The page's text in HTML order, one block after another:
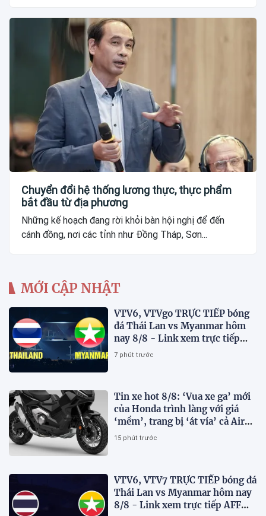
Chuyển đổi hệ thống lương thực, thực phẩm
bắt đầu từ địa phương
Những kế hoạch đang rời khỏi bàn hội nghị để đến
cánh đồng, nơi các tỉnh như Đồng Tháp, Sơn...
MỚI CẬP NHẬT
VTV6, VTVgo TRỰC TIẾP bóng
đá Thái Lan vs Myanmar hôm
nay 8/8 - Link xem trực tiếp
AFF Cup 2026 mới nhất
7 phút trước
Tin xe hot 8/8: ‘Vua xe ga’ mới
của Honda trình làng với giá
‘mềm’, trang bị ‘át vía’ cả Air
Blade và SH
15 phút trước
VTV6, VTV7 TRỰC TIẾP bóng đá
Thái Lan vs Myanmar hôm nay
8/8 - Link xem trực tiếp AFF